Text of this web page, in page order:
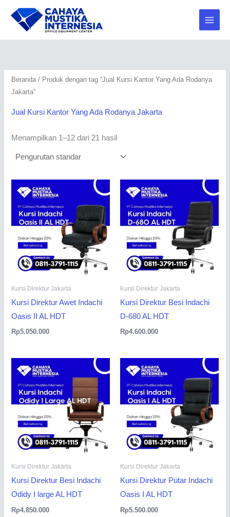
Lewati
Beranda / Produk dengan tag “Jual Kursi Kantor Yang Ada Rodanya
Jakarta”
Jual Kursi Kantor Yang Ada Rodanya Jakarta
Menampilkan 1–12 dari 21 hasil
Kursi Direktur Jakarta
Kursi Direktur Awet Indachi
Oasis II AL HDT
Rp5.050.000
Kursi Direktur Jakarta
Kursi Direktur Besi Indachi
D-680 AL HDT
Rp4.600.000
Kursi Direktur Jakarta
Kursi Direktur Besi Indachi
Odidy I large AL HDT
Rp4.850.000
Kursi Direktur Jakarta
Kursi Direktur Putar Indachi
Oasis I AL HDT
Rp5.500.000
o
u
o
u
0
o
u
o
u
o
u
0
o
u